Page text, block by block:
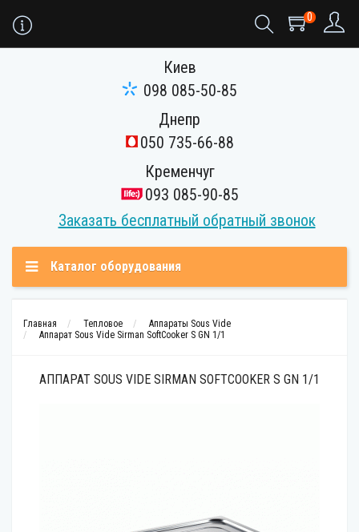
0
Киев
098 085-50-85
Днепр
050 735-66-88
Кременчуг
093 085-90-85
Заказать бесплатный обратный звонок
Каталог оборудования
Главная Тепловое
Аппараты Sous Vide
Аппарат Sous Vide Sirman SoftCooker S GN 1/1
АППАРАТ SOUS VIDE SIRMAN SOFTCOOKER S GN 1/1